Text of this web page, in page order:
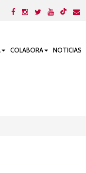
COLABORA NOTICIAS